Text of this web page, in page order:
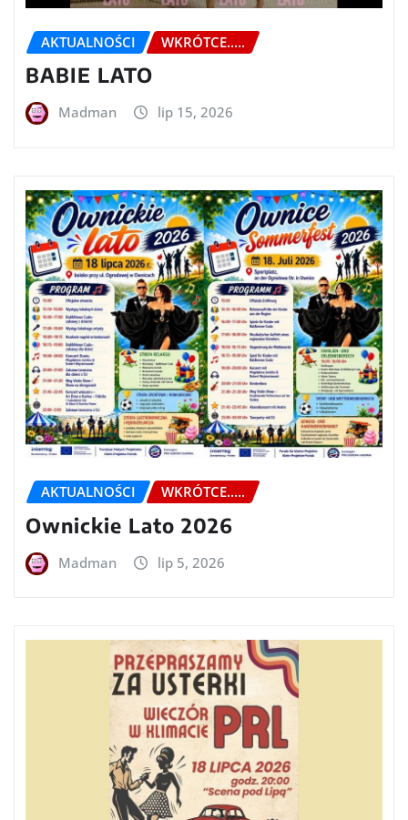
AKTUALNOŚCI WKRÓTCE.....
BABIE LATO
Madman lip 15, 2026
AKTUALNOŚCI WKRÓTCE.....
Ownickie Lato 2026
Madman lip 5, 2026